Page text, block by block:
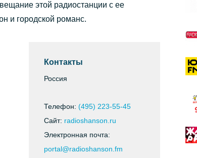
этой радиостанции с ее
и городской романс.
Контакты
Россия
Телефон: (495) 223-55-45
Сайт: radioshanson.ru
Электронная почта:
portal@radioshanson.fm